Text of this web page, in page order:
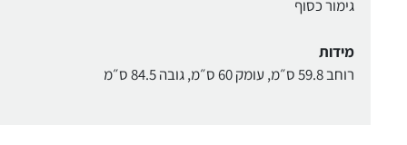
גימור כסוף
מידות
רוחב 59.8 ס״מ, עומק 60 ס״מ, גובה 84.5 ס״מ